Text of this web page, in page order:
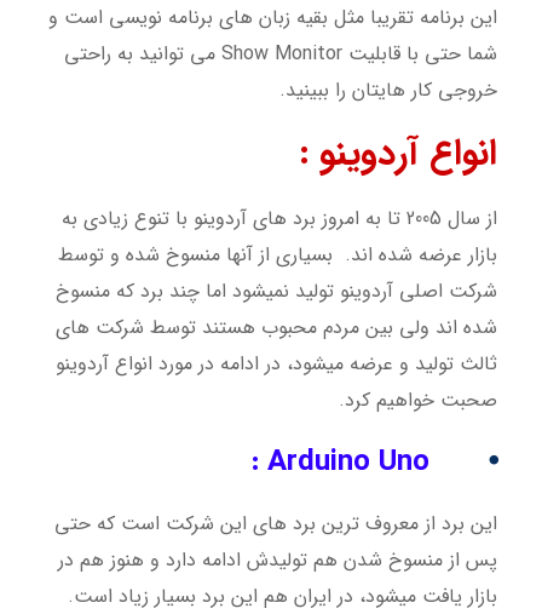
این برنامه تقریبا مثل بقیه زبان های برنامه نویسی است و
شما حتی با قابلیت Show Monitor می توانید به راحتی
خروجی کار هایتان را ببینید.
انواع آردوینو :
از سال 2005 تا به امروز برد های آردوینو با تنوع زیادی به
بازار عرضه شده اند. بسیاری از آنها منسوخ شده و توسط
شرکت اصلی آردوینو تولید نمیشود اما چند برد که منسوخ
شده اند ولی بین مردم محبوب هستند توسط شرکت های
ثالث تولید و عرضه میشود، در ادامه در مورد انواع آردوینو
صحبت خواهیم کرد.
⦁
Arduino Uno :
این برد از معروف ترین برد های این شرکت است که حتی
پس از منسوخ شدن هم تولیدش ادامه دارد و هنوز هم در
بازار یافت میشود، در ایران هم این برد بسیار زیاد است.